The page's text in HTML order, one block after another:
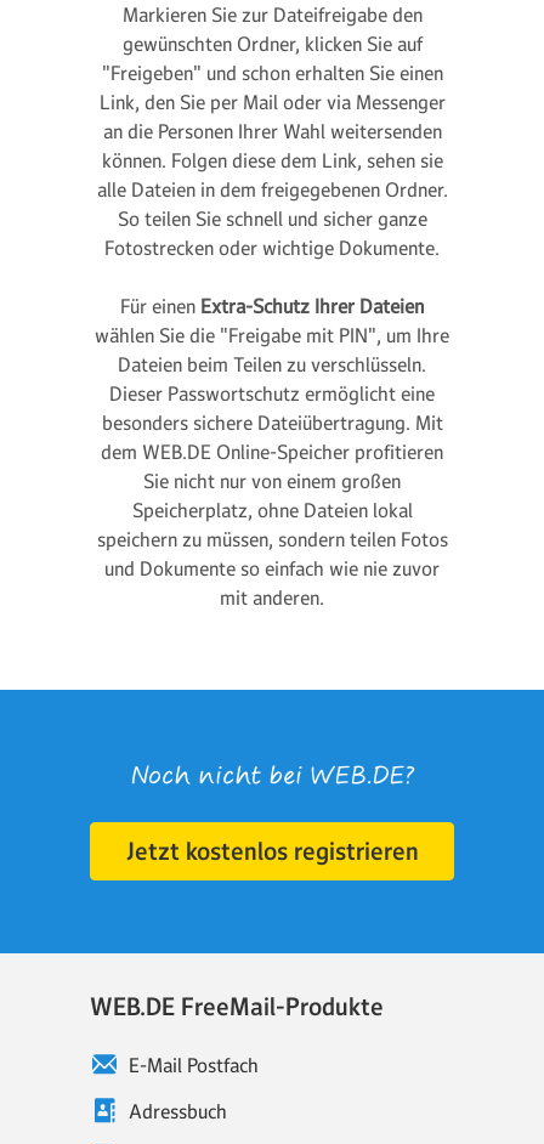
Markieren Sie zur Dateifreigabe den
gewünschten Ordner, klicken Sie auf
"Freigeben" und schon erhalten Sie einen
Link, den Sie per Mail oder via Messenger
an die Personen Ihrer Wahl weitersenden
können. Folgen diese dem Link, sehen sie
alle Dateien in dem freigegebenen Ordner.
So teilen Sie schnell und sicher ganze
Fotostrecken oder wichtige Dokumente.
Für einen Extra-Schutz Ihrer Dateien
wählen Sie die "Freigabe mit PIN", um Ihre
Dateien beim Teilen zu verschlüsseln.
Dieser Passwortschutz ermöglicht eine
besonders sichere Dateiübertragung. Mit
dem WEB.DE Online-Speicher profitieren
Sie nicht nur von einem großen
Speicherplatz, ohne Dateien lokal
speichern zu müssen, sondern teilen Fotos
und Dokumente so einfach wie nie zuvor
mit anderen.
Noch nicht bei WEB.DE?
Jetzt kostenlos registrieren
WEB.DE FreeMail-Produkte
E-Mail Postfach
Adressbuch